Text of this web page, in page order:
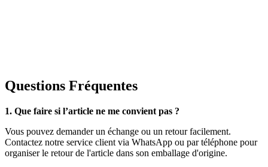
Questions Fréquentes
1. Que faire si l’article ne me convient pas ?
Vous pouvez demander un échange ou un retour facilement.
Contactez notre service client via WhatsApp ou par téléphone pour
organiser le retour de l'article dans son emballage d'origine.